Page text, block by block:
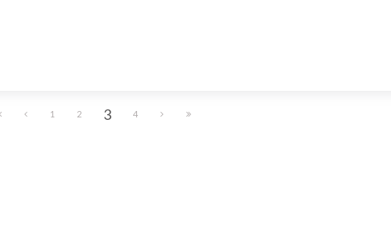
1 2 3 4